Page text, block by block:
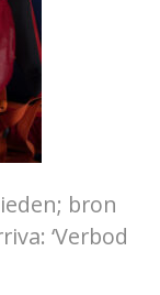
bron
‘Verbod